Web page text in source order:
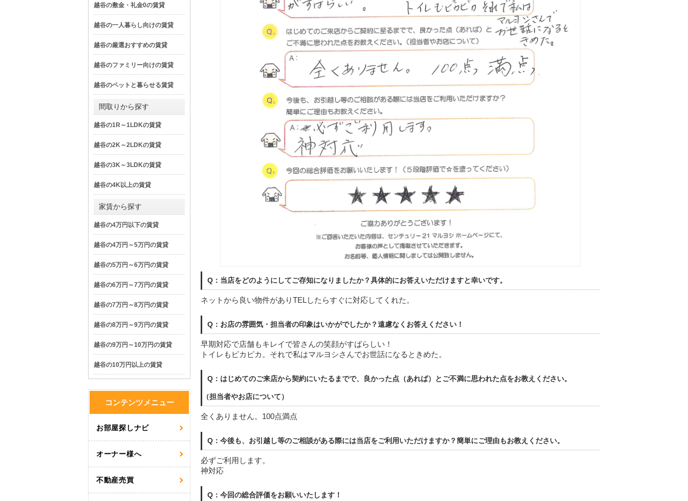
Q：当店をどのようにしてご存知になりましたか？具体的にお答えいただけますと幸いです。
ネットから良い物件がありTELしたらすぐに対応してくれた。
Q：お店の雰囲気・担当者の印象はいかがでしたか？遠慮なくお答えください！
早期対応で店舗もキレイで皆さんの笑顔がすばらしい！
トイレもピカピカ。それで私はマルヨシさんでお世話になるときめた。
Q：はじめてのご来店から契約にいたるまでで、良かった点（あれば）とご不満に思われた点をお教えください。
（担当者やお店について）
全くありません。100点満点
Q：今後も、お引越し等のご相談がある際には当店をご利用いただけますか？簡単にご理由もお教えください。
必ずご利用します。
神対応
Q：今回の総合評価をお願いいたします！
越谷の敷金・礼金0の賃貸
越谷の一人暮らし向けの賃貸
越谷の厳選おすすめの賃貸
越谷のファミリー向けの賃貸
越谷のペットと暮らせる賃貸
間取りから探す
越谷の1R～1LDKの賃貸
越谷の2K～2LDKの賃貸
越谷の3K～3LDKの賃貸
越谷の4K以上の賃貸
家賃から探す
越谷の4万円以下の賃貸
越谷の4万円～5万円の賃貸
越谷の5万円～6万円の賃貸
越谷の6万円～7万円の賃貸
越谷の7万円～8万円の賃貸
越谷の8万円～9万円の賃貸
越谷の9万円～10万円の賃貸
越谷の10万円以上の賃貸
コンテンツメニュー
お部屋探しナビ
オーナー様へ
不動産売買